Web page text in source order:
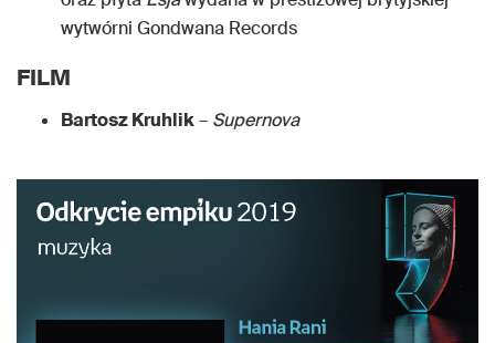
wytwórni Gondwana Records
FILM
Bartosz Kruhlik– Supernova